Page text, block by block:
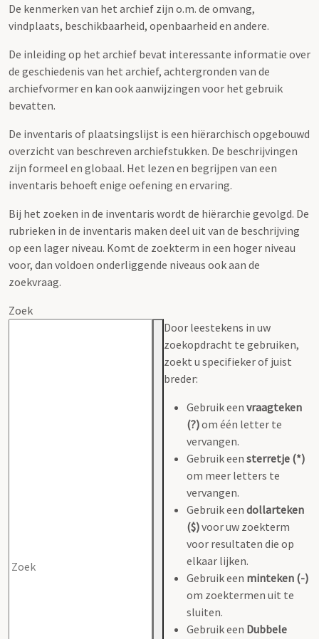
De kenmerken van het archief zijn o.m. de omvang,
vindplaats, beschikbaarheid, openbaarheid en andere.
De inleiding op het archief bevat interessante informatie over
de geschiedenis van het archief, achtergronden van de
archiefvormer en kan ook aanwijzingen voor het gebruik
bevatten.
De inventaris of plaatsingslijst is een hiërarchisch opgebouwd
overzicht van beschreven archiefstukken. De beschrijvingen
zijn formeel en globaal. Het lezen en begrijpen van een
inventaris behoeft enige oefening en ervaring.
Bij het zoeken in de inventaris wordt de hiërarchie gevolgd. De
rubrieken in de inventaris maken deel uit van de beschrijving
op een lager niveau. Komt de zoekterm in een hoger niveau
voor, dan voldoen onderliggende niveaus ook aan de
zoekvraag.
Zoek
Door leestekens in uw
zoekopdracht te gebruiken,
zoekt u specifieker of juist
breder:
Gebruik een vraagteken
(?)om één letter te
vervangen.
Gebruik een sterretje (*)
om meer letters te
vervangen.
Gebruik een dollarteken
($)voor uw zoekterm
voor resultaten die op
elkaar lijken.
Gebruik een minteken (-)
om zoektermen uit te
sluiten.
Gebruik een Dubbele